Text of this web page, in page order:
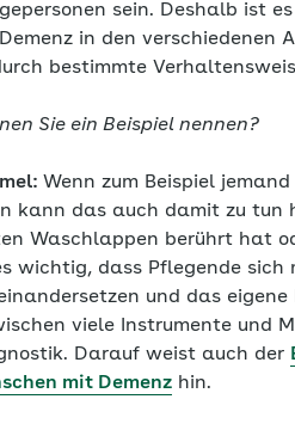
sein. Deshalb ist
in den verschiedenen
bestimmte
Sie ein Beispiel nennen?
Wenn zum Beispiel
kann das auch damit zu tun
Waschlappen berührt hat
wichtig, dass Pflegende sich
und das
viele Instrumente und
Darauf weist auch der
mit Demenz hin.